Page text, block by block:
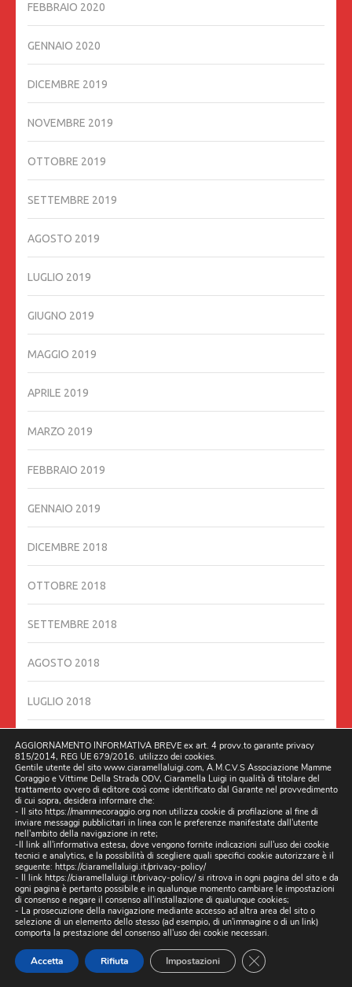
FEBBRAIO 2020
GENNAIO 2020
DICEMBRE 2019
NOVEMBRE 2019
OTTOBRE 2019
SETTEMBRE 2019
AGOSTO 2019
LUGLIO 2019
GIUGNO 2019
MAGGIO 2019
APRILE 2019
MARZO 2019
FEBBRAIO 2019
GENNAIO 2019
DICEMBRE 2018
OTTOBRE 2018
SETTEMBRE 2018
AGOSTO 2018
LUGLIO 2018
GIUGNO 2018
GIUGNO 2016
MAGGIO 2016
DICEMBRE 201
RECENT POSTS
DOPO GLI ESPOSTI, (ARRIVANO LE ISPEZIONI), DAL
MINISTERO INFRASTRUTTURE ROMA, DELEGANO NAPOLI
AD INTERVENIRE SULLA STRADA PROVINCIALE DI CASERTA,
AGGIORNAMENTO INFORMATIVA BREVE ex art. 4 provv.to garante privacy
815/2014, REG UE 679/2016. utilizzo dei cookies.
Gentile utente del sito www.ciaramellaluigi.com, A.M.C.V.S Associazione Mamme
Coraggio e Vittime Della Strada ODV, Ciaramella Luigi in qualità di titolare del
trattamento ovvero di editore così come identificato dal Garante nel provvedimento
di cui sopra, desidera informare che:
- Il sito https://mammecoraggio.org non utilizza cookie di profilazione al fine di
inviare messaggi pubblicitari in linea con le preferenze manifestate dall'utente
nell'ambito della navigazione in rete;
-Il link all'informativa estesa, dove vengono fornite indicazioni sull'uso dei cookie
tecnici e analytics, e la possibilità di scegliere quali specifici cookie autorizzare è il
seguente: https://ciaramellaluigi.it/privacy-policy/
- Il link https://ciaramellaluigi.it/privacy-policy/si ritrova in ogni pagina del sito e da
ogni pagina è pertanto possibile e in qualunque momento cambiare le impostazioni
di consenso e negare il consenso all'installazione di qualunque cookies;
- La prosecuzione della navigazione mediante accesso ad altra area del sito o
selezione di un elemento dello stesso (ad esempio, di un'immagine o di un link)
comporta la prestazione del consenso all'uso dei cookie necessari.
Accetta Rifiuta Impostazioni CLOSE GDPR